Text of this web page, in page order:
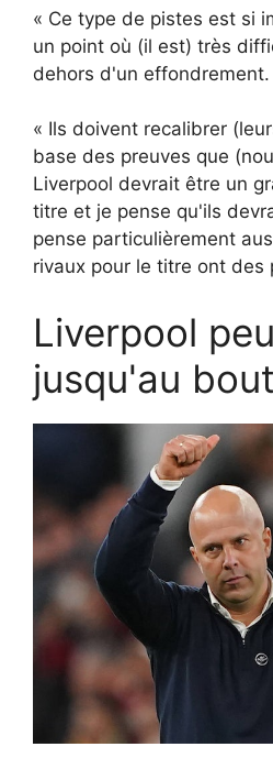
« Ce type de pistes est si
un point où (il est) très
dehors d'un effondrement.
« Ils doivent recalibrer
base des preuves que
Liverpool devrait être un
titre et je pense qu'ils
pense particulièrement
rivaux pour le titre ont des
Liverpool
jusqu'au